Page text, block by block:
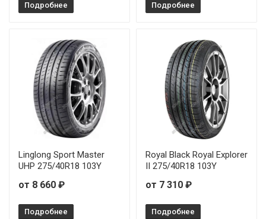
Подробнее Подробнее
Linglong Sport Master
UHP 275/40R18 103Y
от 8 660 ₽
Подробнее
Royal Black Royal Explorer
II 275/40R18 103Y
от 7 310 ₽
Подробнее